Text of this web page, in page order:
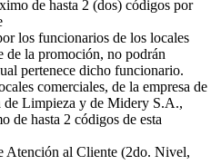
de hasta 2 (dos) códigos por
los funcionarios de los locales
de la promoción, no podrán
pertenece dicho funcionario.
comerciales, de la empresa de
de Limpieza y de Midery S.A.,
de hasta 2 códigos de esta
Atención al Cliente (2do. Nivel,